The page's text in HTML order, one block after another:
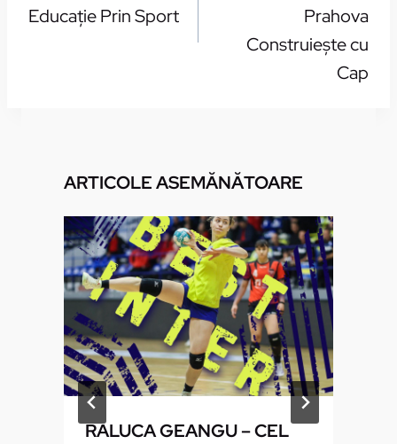
Educație Prin Sport
Prahova
Construiește cu
Cap
ARTICOLE ASEMĂNĂTOARE
RALUCA GEANGU – CEL